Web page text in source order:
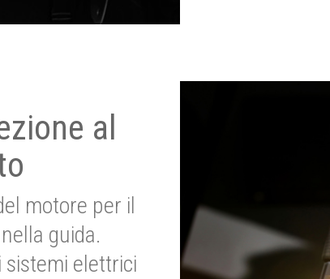
al
motore per il
guida.
elettrici